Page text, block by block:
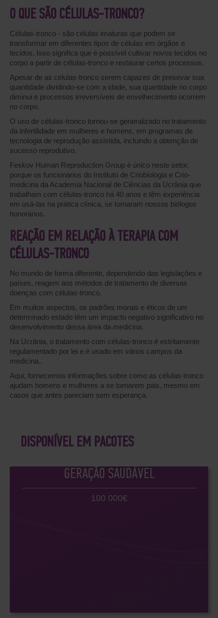
O QUE SÃO CÉLULAS-TRONCO?
Células-tronco - são células imaturas que podem se
transformar em diferentes tipos de células em órgãos e
tecidos. Isso significa que é possível cultivar novos tecidos no
corpo a partir de células-tronco e restaurar certos processos.
Apesar de as células-tronco serem capazes de presevar sua
quantidade dividindo-se com a idade, sua quantidade no corpo
diminui e processos irreversíveis de envelhecimento ocorrem
no corpo.
O uso de células-tronco tornou-se generalizado no tratamento
da infertilidade em mulheres e homens, em programas de
tecnologia de reprodução assistida, incluindo a obtenção de
sucesso reprodutivo.
Feskov Human Reproduction Group é único neste setor,
porque os funcionários do Instituto de Criobiologia e Crio-
medicina da Academia Nacional de Ciências da Ucrânia que
trabalham com células-tronco há 40 anos e têm experiência
em usá-las na prática clínica, se tornaram nossos biólogos
honorários.
REAÇÃO EM RELAÇÃO À TERAPIA COM
CÉLULAS-TRONCO
No mundo de forma diferente, dependendo das legislações e
países, reagem aos métodos de tratamento de diversas
doenças com células-tronco.
Em muitos aspectos, os padrões morais e éticos de um
determinado estado têm um impacto negativo significativo no
desenvolvimento dessa área da medicina.
Na Ucrânia, o tratamento com células-tronco é estritamente
regulamentado por lei e é usado em vários campos da
medicina..
Aqui, fornecemos informações sobre como as células-tronco
ajudam homens e mulheres a se tornarem pais, mesmo em
casos que antes pareciam sem esperança.
DISPONÍVEL EM PACOTES
GERAÇÃO SAUDÁVEL
100 000€